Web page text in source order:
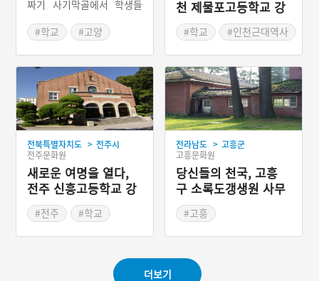
짜기 사기막골에서 학생들
지어졌다. 돌의 운반과 건축
자재 지원은 인근에 주둔하
고 있던 미군 공병대에서 맡
았다. 미군 공병대는 같은
시기에 경기도 고양시 신도
제일 교회의 예배당 건축도
지원했다. 신도 제일 교회
돌 예배당도 고양고등학교
돌 강당과 똑같은 건축 수법
으로 지어졌다. 원래 고양고
등학교에는 강당 말고도 12
칸 규모의 교사와 교무실 등
2개의 돌 건물이 더 지어졌
으나, 강당만 남고 두 동은
헐렸다. 고양고등학교 옛 강
당과 신도 제일 교회 옛 예
배당은 전후 복구 시기의 학
#학교
#고양
천 제물포고등학교 강
당#학교
#인천근대역사
전북특별자치도 > 전주시
전주문화원
새로운 여명을 열다,
전주 신흥고등학교 강
당과 본관 포치
#전주
#학교
전라남도 > 고흥군
고흥문화원
당신들의 천국, 고흥
구 소록도갱생원 사무
본관과 강당
#고흥
더보기